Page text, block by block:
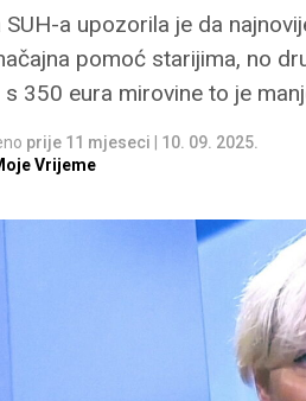
SUH-a upozorila je da
pomoć starijima, no
s 350 eura mirovine to je
prije 11 mjeseci
10. 09. 2025.
Vrijeme